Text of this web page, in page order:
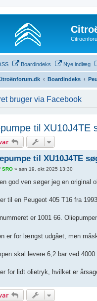
Boardindeks Nye indlæg
Boardindeks
bruger via Facebook
til XU10J4TE
til XU10J4TE
SRO» søn 19. okt 2025 13:30
god ven søger jeg en original
til en Peugeot 405 T16 fra 1993.
er 1001 66.
er for længst udgået, men
skal levere 6,2 bar ved
for lidt olietryk, hvilket er